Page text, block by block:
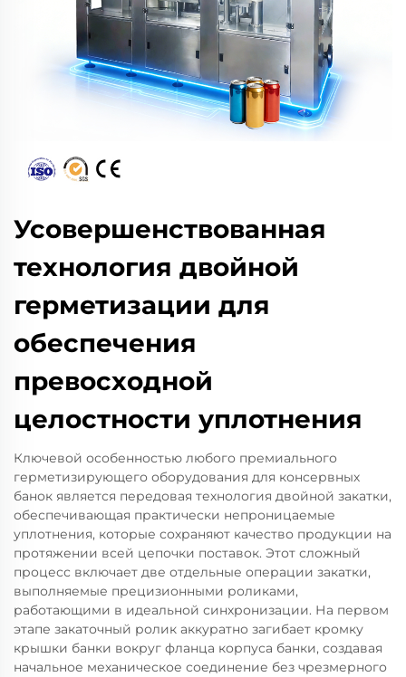
Усовершенствованная
технология двойной
герметизации для
обеспечения
превосходной
целостности уплотнения
Ключевой особенностью любого премиального
герметизирующего оборудования для консервных
банок является передовая технология двойной закатки,
обеспечивающая практически непроницаемые
уплотнения, которые сохраняют качество продукции на
протяжении всей цепочки поставок. Этот сложный
процесс включает две отдельные операции закатки,
выполняемые прецизионными роликами,
работающими в идеальной синхронизации. На первом
этапе закаточный ролик аккуратно загибает кромку
крышки банки вокруг фланца корпуса банки, создавая
начальное механическое соединение без чрезмерного